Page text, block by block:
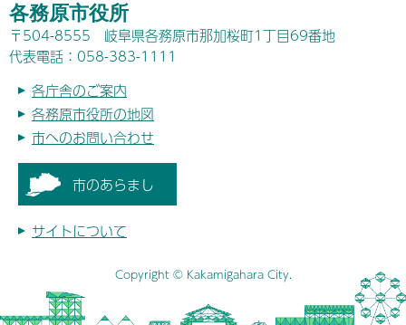
各務原市役所
〒504-8555 岐阜県各務原市那加桜町1丁目69番地
代表電話：058-383-1111
各庁舎のご案内
各務原市役所の地図
市へのお問い合わせ
市のあらまし
サイトについて
Copyright © Kakamigahara City.